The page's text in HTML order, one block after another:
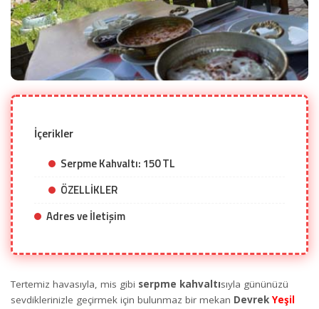
İçerikler
Serpme Kahvaltı: 150 TL
ÖZELLİKLER
Adres ve İletişim
Tertemiz havasıyla, mis gibi serpme kahvaltısıyla gününüzü
sevdiklerinizle geçirmek için bulunmaz bir mekan Devrek Yeşil